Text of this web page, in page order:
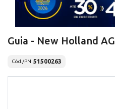
Guia - New Holland AG
Cód./PN 51500263